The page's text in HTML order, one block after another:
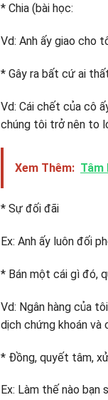
* Chia (bài học:
Vd: Anh ấy giao cho
* Gây ra bất cứ ai
Vd: Cái chết của cô
chúng tôi trở nên to
Xem Thêm: Tâm
* Sự đối đãi
Ex: Anh ấy luôn đối
* Bán một cái gì đó,
Vd: Ngân hàng của
dịch chứng khoán và
* Đồng, quyết tâm,
Ex: Làm thế nào